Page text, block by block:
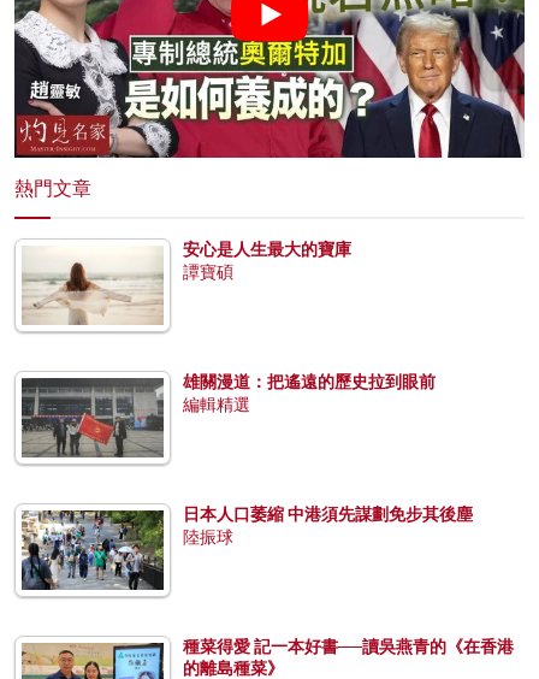
熱門文章
安心是人生最大的寶庫
譚寶碩
雄關漫道：把遙遠的歷史拉到眼前
編輯精選
日本人口萎縮 中港須先謀劃免步其後塵
陸振球
種菜得愛 記一本好書──讀吳燕青的《在香港
的離島種菜》